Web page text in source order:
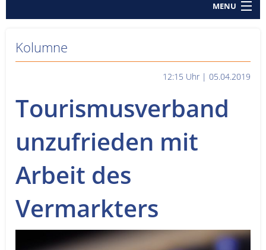
MENU
Nachrichten
Sendungen
Sender
Werbung
Kolumne
12:15 Uhr | 05.04.2019
Tourismusverband
unzufrieden mit
Arbeit des
Vermarkters